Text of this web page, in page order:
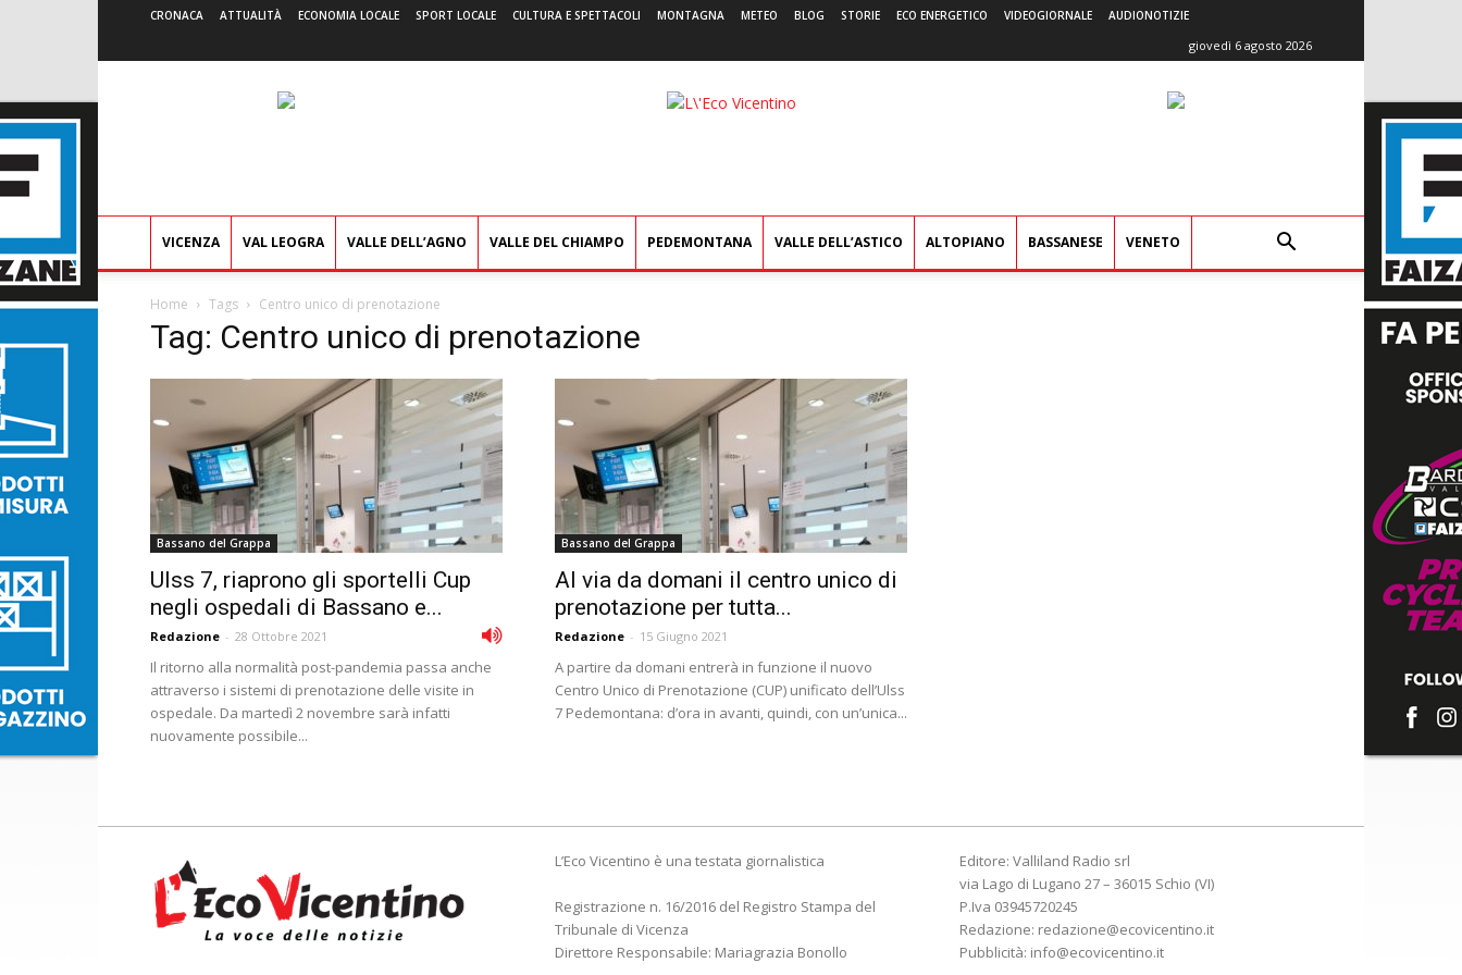
CRONACA ATTUALITÀ ECONOMIA LOCALE SPORT LOCALE CULTURA E SPETTACOLI MONTAGNA METEO BLOG STORIE ECO ENERGETICO VIDEOGIORNALE AUDIONOTIZIE
giovedì 6 agosto 2026
L'Eco
VICENZA VAL LEOGRA VALLE DELL’AGNO VALLE DEL CHIAMPO PEDEMONTANA VALLE DELL’ASTICO ALTOPIANO BASSANESE VENETO
Home Tags Centro unico di prenotazione
Tag: Centro unico di prenotazione
Bassano del Grappa
Ulss 7, riaprono gli sportelli Cup
negli ospedali di Bassano e...
Redazione - 28 Ottobre 2021
Il ritorno alla normalità post-pandemia passa anche
attraverso i sistemi di prenotazione delle visite in
ospedale. Da martedì 2 novembre sarà infatti
nuovamente possibile...
Bassano del Grappa
Al via da domani il centro unico di
prenotazione per tutta...
Redazione - 15 Giugno 2021
A partire da domani entrerà in funzione il nuovo
Centro Unico di Prenotazione (CUP) unificato dell’Ulss
7 Pedemontana: d’ora in avanti, quindi, con un’unica...
L’Eco Vicentino è una testata giornalistica
Registrazione n. 16/2016 del Registro Stampa del
Tribunale di Vicenza
Direttore Responsabile: Mariagrazia Bonollo
Editore: Valliland Radio srl
via Lago di Lugano 27 – 36015 Schio (VI)
P.Iva 03945720245
Redazione: redazione@ecovicentino.it
Pubblicità: info@ecovicentino.it